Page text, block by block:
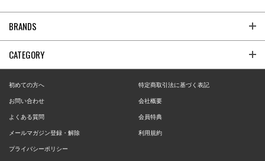
BRANDS
CATEGORY
初めての方へ 特定商取引法に基づく表記
お問い合わせ 会社概要
よくある質問 会員特典
メールマガジン登録・解除 利用規約
プライバシーポリシー